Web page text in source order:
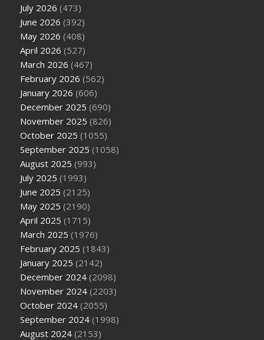
July 2026 (473)
June 2026 (392)
May 2026 (408)
April 2026 (527)
March 2026 (467)
February 2026 (562)
January 2026 (606)
December 2025 (690)
November 2025 (826)
October 2025 (1055)
September 2025 (1058)
August 2025 (993)
July 2025 (1993)
June 2025 (2125)
May 2025 (2190)
April 2025 (1715)
March 2025 (1976)
February 2025 (1843)
January 2025 (2142)
December 2024 (2098)
November 2024 (2203)
October 2024 (2055)
September 2024 (1998)
August 2024 (2153)